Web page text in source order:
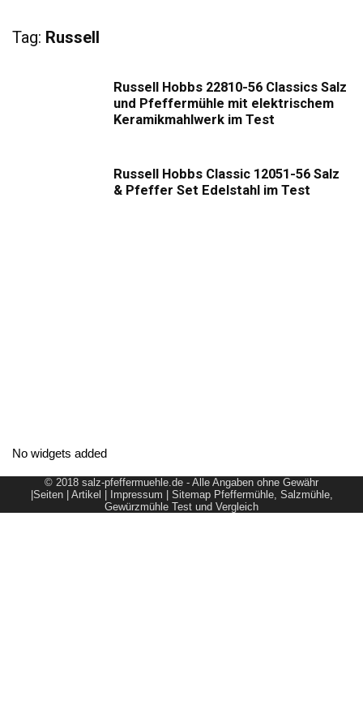
Tag: Russell
Russell Hobbs 22810-56 Classics Salz
und Pfeffermühle mit elektrischem
Keramikmahlwerk im Test
Russell Hobbs Classic 12051-56 Salz
& Pfeffer Set Edelstahl im Test
No widgets added
© 2018 salz-pfeffermuehle.de - Alle Angaben ohne Gewähr
Seiten| Artikel Impressum SitemapPfeffermühle, Salzmühle,
Gewürzmühle Test und Vergleich